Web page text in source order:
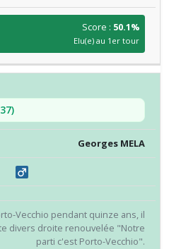
Score : 50.1%
Elu(e) au 1er tour
Georges MELA
Vecchio pendant quinze ans, il
divers droite renouvelée "Notre
parti c'est Porto-Vecchio".